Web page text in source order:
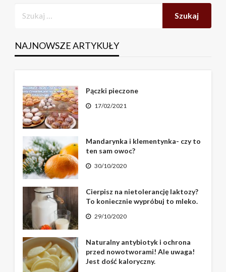
NAJNOWSZE ARTYKUŁY
Pączki pieczone
17/02/2021
Mandarynka i klementynka- czy to
ten sam owoc?
30/10/2020
Cierpisz na nietolerancję laktozy?
To koniecznie wypróbuj to mleko.
29/10/2020
Naturalny antybiotyk i ochrona
przed nowotworami! Ale uwaga!
Jest dość kaloryczny.